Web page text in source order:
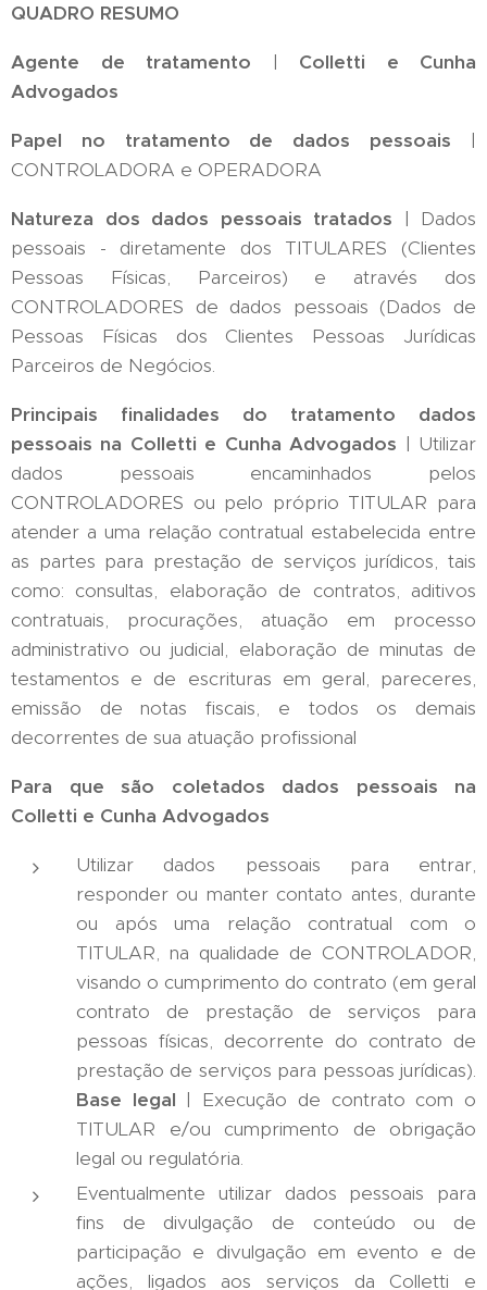
QUADRO RESUMO
Agente de tratamento | Colletti e Cunha
Advogados
Papel no tratamento de dados pessoais |
CONTROLADORA e OPERADORA
Natureza dos dados pessoais tratados | Dados
pessoais - diretamente dos TITULARES (Clientes
Pessoas Físicas, Parceiros) e através dos
CONTROLADORES de dados pessoais (Dados de
Pessoas Físicas dos Clientes Pessoas Jurídicas
Parceiros de Negócios.
Principais finalidades do tratamento dados
pessoais na Colletti e Cunha Advogados | Utilizar
dados pessoais encaminhados pelos
CONTROLADORES ou pelo próprio TITULAR para
atender a uma relação contratual estabelecida entre
as partes para prestação de serviços jurídicos, tais
como: consultas, elaboração de contratos, aditivos
contratuais, procurações, atuação em processo
administrativo ou judicial, elaboração de minutas de
testamentos e de escrituras em geral, pareceres,
emissão de notas fiscais, e todos os demais
decorrentes de sua atuação profissional
Para que são coletados dados pessoais na
Colletti e Cunha Advogados
Utilizar dados pessoais para entrar,
responder ou manter contato antes, durante
ou após uma relação contratual com o
TITULAR, na qualidade de CONTROLADOR,
visando o cumprimento do contrato (em geral
contrato de prestação de serviços para
pessoas físicas, decorrente do contrato de
prestação de serviços para pessoas jurídicas).
Base legal | Execução de contrato com o
TITULAR e/ou cumprimento de obrigação
legal ou regulatória.
Eventualmente utilizar dados pessoais para
fins de divulgação de conteúdo ou de
participação e divulgação em evento e de
ações, ligados aos serviços da Colletti e